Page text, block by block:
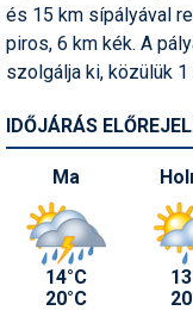
Rajzok
Síbérletárak
Síbörze
Sícipő
Sífelszerelés
Sífutás
és 15 km sípályával
piros, 6 km kék. A
szolgálja ki, közülük
IDŐJÁRÁS
Ma
14°C
20°C